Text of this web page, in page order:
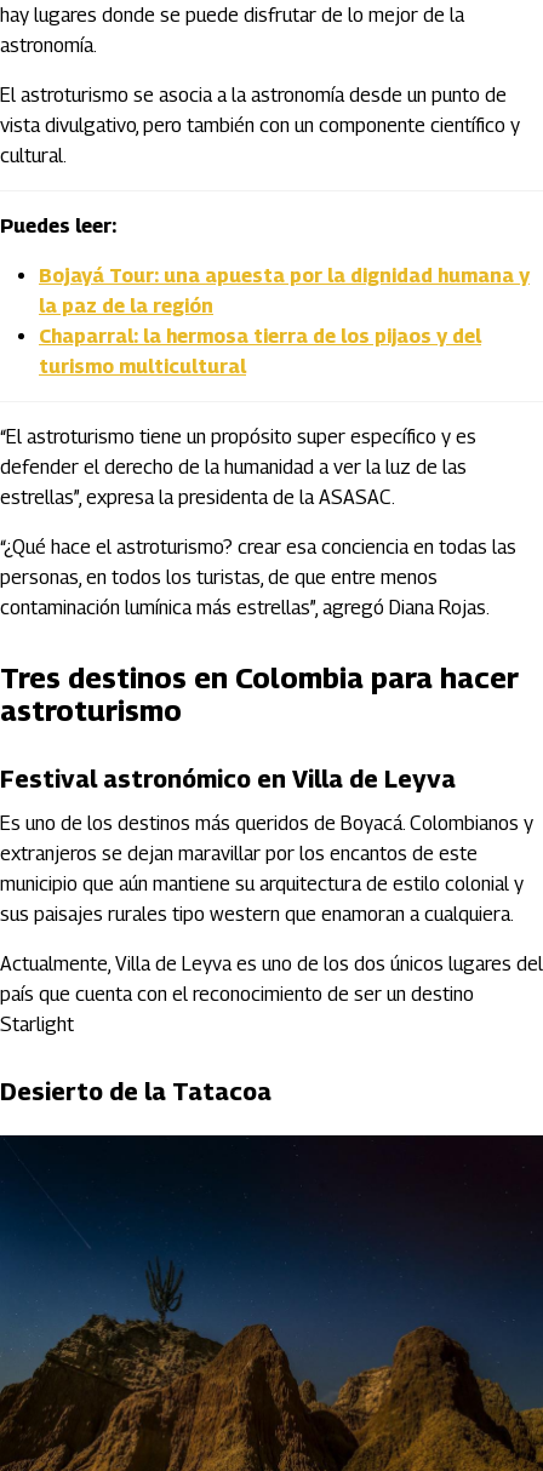
hay lugares donde se puede disfrutar de lo mejor de la
astronomía.
El astroturismo se asocia a la astronomía desde un punto de
vista divulgativo, pero también con un componente científico y
cultural.
Puedes leer:
Bojayá Tour: una apuesta por la dignidad humana y
la paz de la región
Chaparral: la hermosa tierra de los pijaos y del
turismo multicultural
“El astroturismo tiene un propósito super específico y es
defender el derecho de la humanidad a ver la luz de las
estrellas”, expresa la presidenta de la ASASAC.
“¿Qué hace el astroturismo? crear esa conciencia en todas las
personas, en todos los turistas, de que entre menos
contaminación lumínica más estrellas”, agregó Diana Rojas.
Tres destinos en Colombia para hacer
astroturismo
Festival astronómico en Villa de Leyva
Es uno de los destinos más queridos de Boyacá. Colombianos y
extranjeros se dejan maravillar por los encantos de este
municipio que aún mantiene su arquitectura de estilo colonial y
sus paisajes rurales tipo western que enamoran a cualquiera.
Actualmente, Villa de Leyva es uno de los dos únicos lugares del
país que cuenta con el reconocimiento de ser un destino
Starlight
Desierto de la Tatacoa